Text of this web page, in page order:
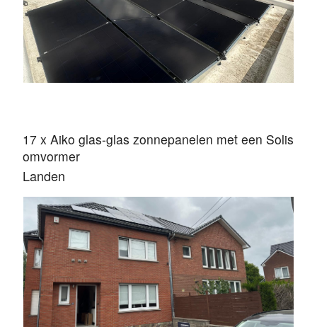
17 x Aiko glas-glas zonnepanelen met een Solis
omvormer
Landen